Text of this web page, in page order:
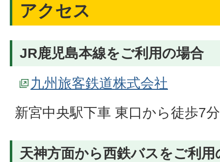
アクセス
JR鹿児島本線をご利用の場合
九州旅客鉄道株式会社
新宮中央駅下車 東口から徒歩7分
天神方面から西鉄バスをご利用